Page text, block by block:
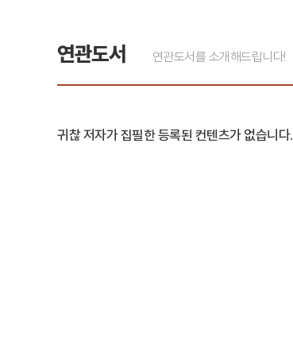
연관도서 연관도서를 소개해드립니다!
귀찮 저자가 집필한 등록된 컨텐츠가 없습니다.